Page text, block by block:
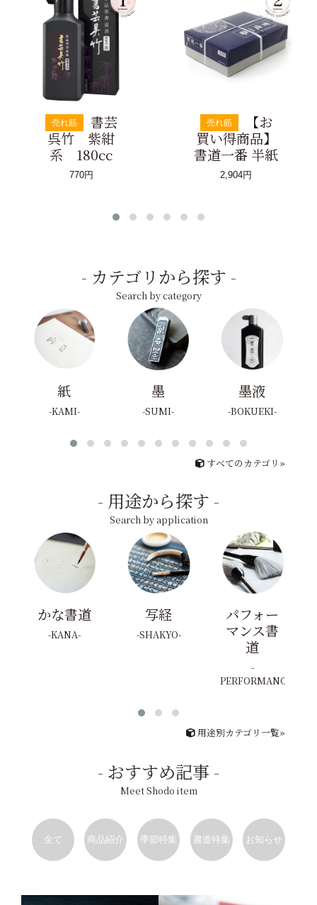
売れ筋
書芸
呉竹 紫紺
系 180cc
770円
売れ筋
【お
買い得商品】
書道一番 半紙
2,904円
カテゴリから探す
Search by category
紙
KAMI
墨
SUMI
墨液
BOKUEKI
すべてのカテゴリ»
用途から探す
Search by application
かな書道
KANA
写経
SHAKYO
パフォー
マンス書
道
PERFORMANCE
用途別カテゴリ一覧»
おすすめ記事
Meet Shodo item
全て 商品紹介 季節特集 書道特集 お知らせ